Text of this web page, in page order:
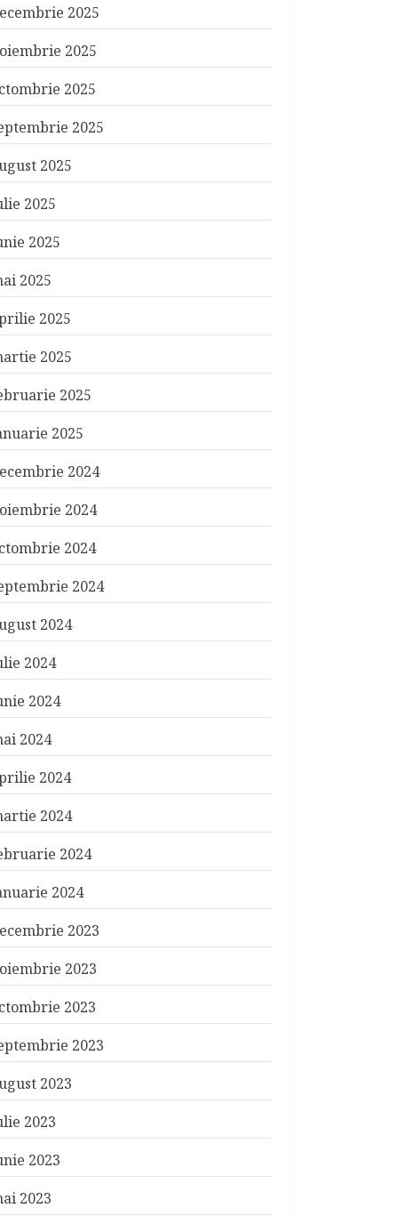
2025
2025
2025
2025
2025
2025
2025
2025
2025
2025
2025
2025
2024
2024
2024
2024
2024
2024
2024
2024
2024
2024
2024
2024
2023
2023
2023
2023
2023
2023
2023
2023